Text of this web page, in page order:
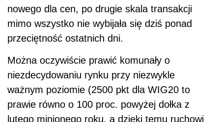
nowego dla cen, po drugie skala transakcji
mimo wszystko nie wybijała się dziś ponad
przeciętność ostatnich dni.
Można oczywiście prawić komunały o
niezdecydowaniu rynku przy niezwykle
ważnym poziomie (2500 pkt dla WIG20 to
prawie równo o 100 proc. powyżej dołka z
lutego minionego roku, a dzięki temu ruchowi